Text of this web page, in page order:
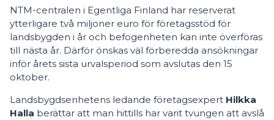
NTM-centralen i Egentliga Finland har reserverat
ytterligare två miljoner euro för företagsstöd för
landsbygden i år och befogenheten kan inte överföras
till nästa år. Därför önskas väl förberedda ansökningar
inför årets sista urvalsperiod som avslutas den 15
oktober.
Landsbygdsenhetens ledande företagsexpert Hilkka
Halla berättar att man hittills har varit tvungen att avslå